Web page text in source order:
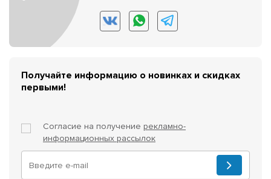
Получайте информацию о новинках и скидках
первыми!
Согласие на получение рекламно-
информационных рассылок